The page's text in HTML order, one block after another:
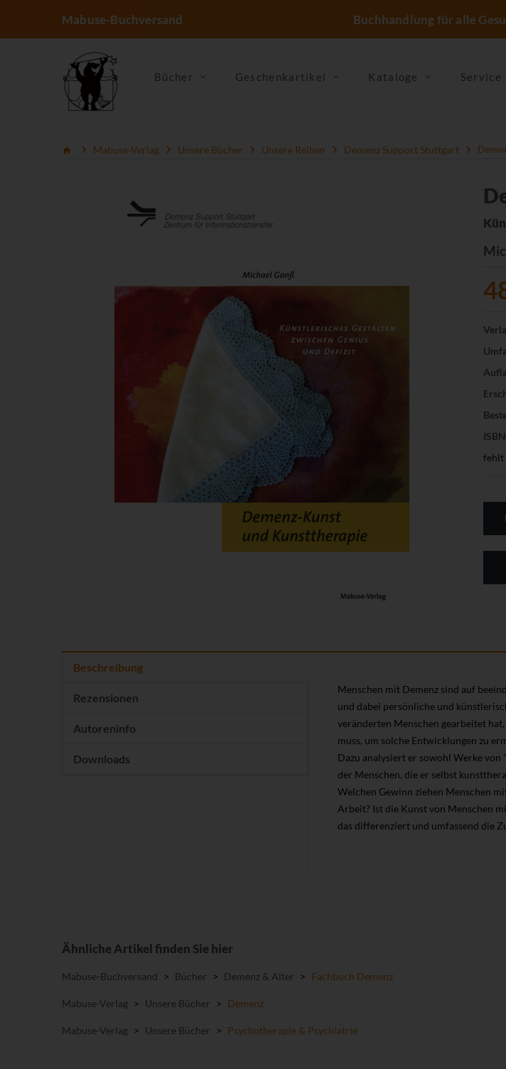
Mabuse-Buchversand Buchhandlung für alle
Bücher Geschenkartikel Kataloge Service
Mabuse-Verlag Unsere Bücher Unsere Reihen Demenz Support Stuttgart
fehlt
Beschreibung
Rezensionen
Autoreninfo
Downloads
Menschen mit Demenz sind auf
und dabei persönliche und
veränderten Menschen gearbeitet
muss, um solche Entwicklungen zu
Dazu analysiert er sowohl Werke
der Menschen, die er selbst
Welchen Gewinn ziehen Menschen
Arbeit? Ist die Kunst von Menschen
das differenziert und umfassend die
Ähnliche Artikel finden Sie hier
Mabuse-Buchversand > Bücher > Demenz & Alter > Fachbuch Demenz
Mabuse-Verlag > Unsere Bücher > Demenz
Mabuse-Verlag > Unsere Bücher > Psychotherapie & Psychiatrie